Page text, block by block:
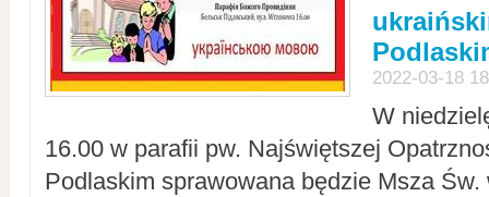
2022-03-18
W
16.00 w parafii pw. Najświętszej
Podlaskim sprawowana będzie Msza Św.